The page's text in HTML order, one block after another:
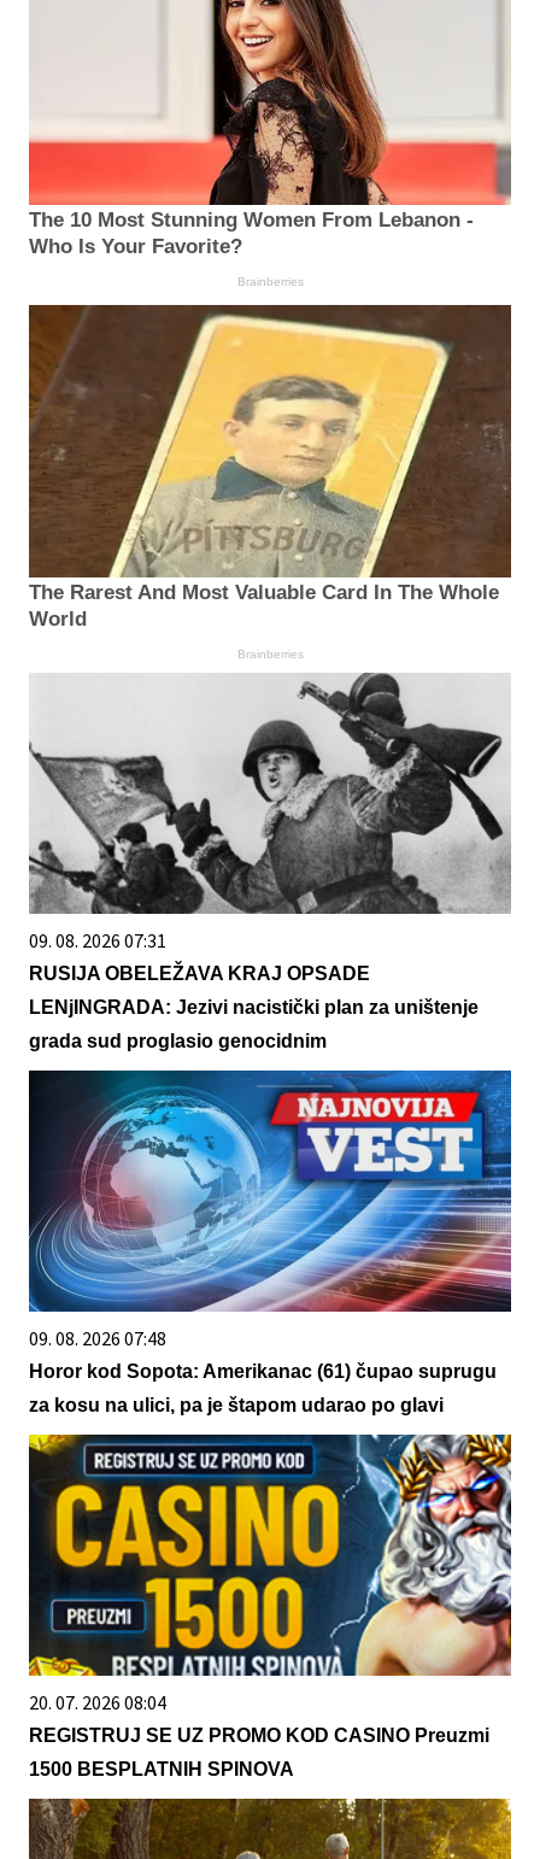
The 10 Most Stunning Women From Lebanon -
Who Is Your Favorite?
Brainberries
The Rarest And Most Valuable Card In The Whole
World
Brainberries
09. 08. 2026 07:31
RUSIJA OBELEŽAVA KRAJ OPSADE
LENjINGRADA: Jezivi nacistički plan za uništenje
grada sud proglasio genocidnim
09. 08. 2026 07:48
Horor kod Sopota: Amerikanac (61) čupao suprugu
za kosu na ulici, pa je štapom udarao po glavi
20. 07. 2026 08:04
REGISTRUJ SE UZ PROMO KOD CASINO Preuzmi
1500 BESPLATNIH SPINOVA